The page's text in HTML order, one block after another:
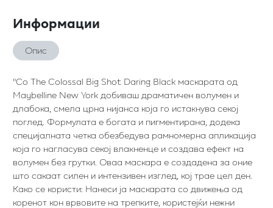
Информации
Опис
"Со The Colossal Big Shot Daring Black маскарата од
Maybelline New York добиваш драматичен волумен и
длабока, смела црна нијанса која го истакнува секој
поглед. Формулата е богата и пигментирана, додека
специјалната четка обезбедува рамномерна апликација
која го нагласува секој влакненце и создава ефект на
волумен без грутки. Оваа маскара е создадена за оние
што сакаат силен и интензивен изглед, кој трае цел ден.
Како се користи: Нанеси ја маскарата со движења од
коренот кон врвовите на трепките, користејќи нежни